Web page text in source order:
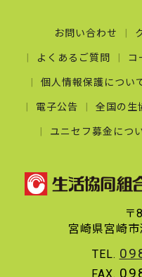
お問い合わせ
よくあるご質問 コ
個人情報保護につい
電子公告 全国の生
ユニセフ募金につ
〒
宮崎県宮崎
TEL.
FAX.